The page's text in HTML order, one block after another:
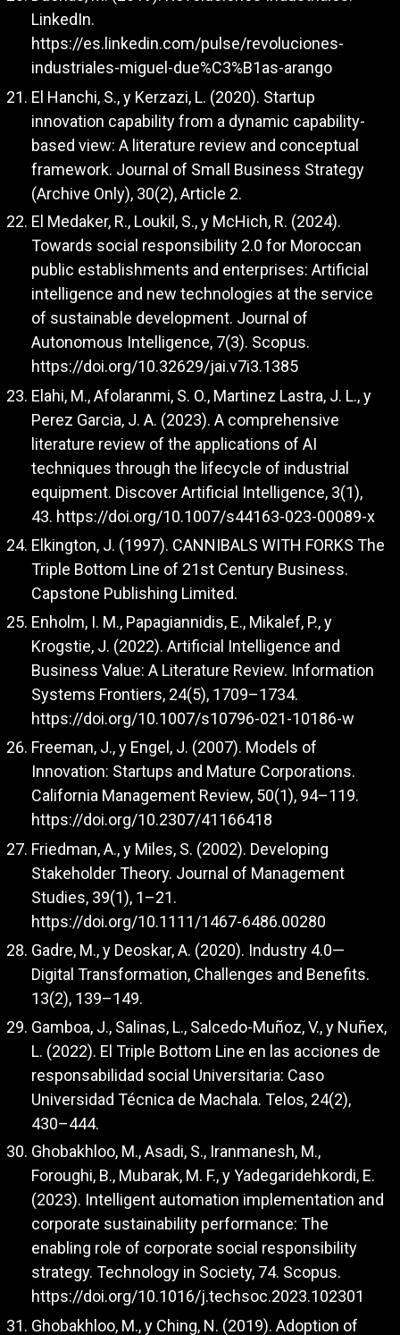
LinkedIn.
https://es.linkedin.com/pulse/revoluciones-
industriales-miguel-due%C3%B1as-arango
El Hanchi, S., y Kerzazi, L. (2020). Startup
innovation capability from a dynamic capability-
based view: A literature review and conceptual
framework. Journal of Small Business Strategy
(Archive Only), 30(2), Article 2.
El Medaker, R., Loukil, S., y McHich, R. (2024).
Towards social responsibility 2.0 for Moroccan
public establishments and enterprises: Artificial
intelligence and new technologies at the service
of sustainable development. Journal of
Autonomous Intelligence, 7(3). Scopus.
https://doi.org/10.32629/jai.v7i3.1385
Elahi, M., Afolaranmi, S. O., Martinez Lastra, J. L., y
Perez Garcia, J. A. (2023). A comprehensive
literature review of the applications of AI
techniques through the lifecycle of industrial
equipment. Discover Artificial Intelligence, 3(1),
43. https://doi.org/10.1007/s44163-023-00089-x
Elkington, J. (1997). CANNIBALS WITH FORKS The
Triple Bottom Line of 21st Century Business.
Capstone Publishing Limited.
Enholm, I. M., Papagiannidis, E., Mikalef, P., y
Krogstie, J. (2022). Artificial Intelligence and
Business Value: A Literature Review. Information
Systems Frontiers, 24(5), 1709–1734.
https://doi.org/10.1007/s10796-021-10186-w
Freeman, J., y Engel, J. (2007). Models of
Innovation: Startups and Mature Corporations.
California Management Review, 50(1), 94–119.
https://doi.org/10.2307/41166418
Friedman, A., y Miles, S. (2002). Developing
Stakeholder Theory. Journal of Management
Studies, 39(1), 1–21.
https://doi.org/10.1111/1467-6486.00280
Gadre, M., y Deoskar, A. (2020). Industry 4.0—
Digital Transformation, Challenges and Benefits.
13(2), 139–149.
Gamboa, J., Salinas, L., Salcedo-Muñoz, V., y Nuñex,
L. (2022). El Triple Bottom Line en las acciones de
responsabilidad social Universitaria: Caso
Universidad Técnica de Machala. Telos, 24(2),
430–444.
Ghobakhloo, M., Asadi, S., Iranmanesh, M.,
Foroughi, B., Mubarak, M. F., y Yadegaridehkordi, E.
(2023). Intelligent automation implementation and
corporate sustainability performance: The
enabling role of corporate social responsibility
strategy. Technology in Society, 74. Scopus.
https://doi.org/10.1016/j.techsoc.2023.102301
Ghobakhloo, M., y Ching, N. (2019). Adoption of